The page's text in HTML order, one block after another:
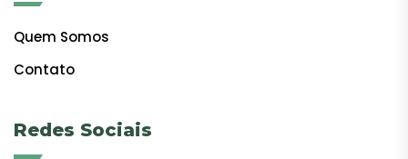
Quem Somos
Contato
Redes Sociais